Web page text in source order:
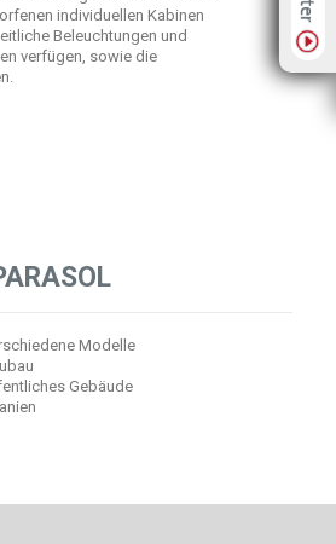
individuellen Kabinen
Beleuchtungen und
verfügen, sowie die
Modelle
Gebäude